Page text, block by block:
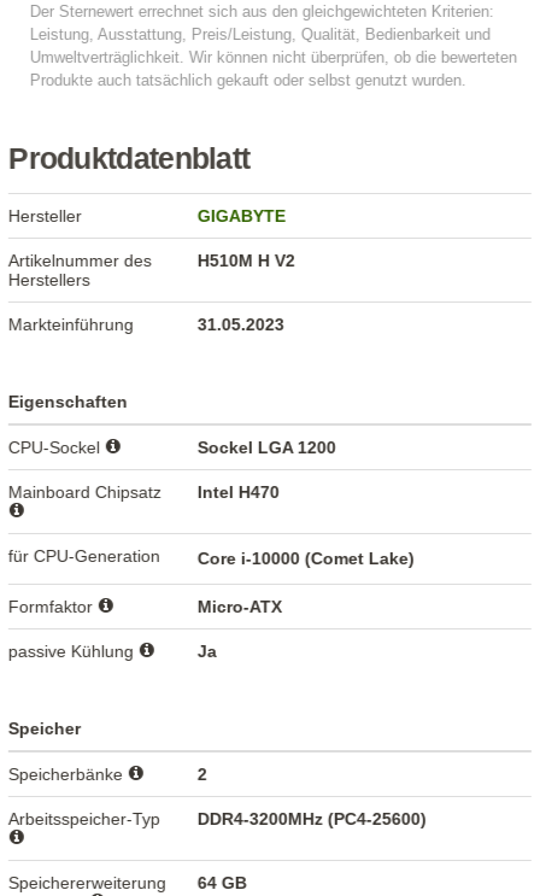
Produktdatenblatt
Hersteller GIGABYTE
Artikelnummer des
Herstellers
H510M H V2
Markteinführung 31.05.2023
Eigenschaften
CPU-Sockel Sockel LGA 1200
Mainboard Chipsatz Intel H470
für CPU-Generation Core i-10000 (Comet Lake)
Formfaktor Micro-ATX
passive Kühlung Ja
Speicher
Speicherbänke 2
Arbeitsspeicher-Typ DDR4-3200MHz (PC4-25600)
Speichererweiterung
64 GB